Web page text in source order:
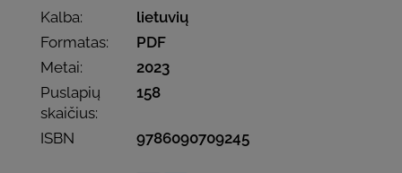
Kalba:
lietuvių
Formatas:
PDF
Metai:
2023
Puslapių
skaičius:
158
ISBN 9786090709245